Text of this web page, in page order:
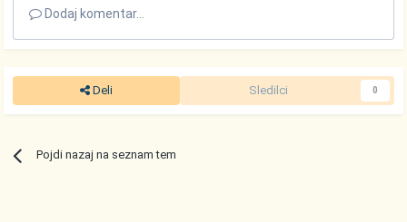
Dodaj komentar...
Deli Sledilci 0
Pojdi nazaj na seznam tem